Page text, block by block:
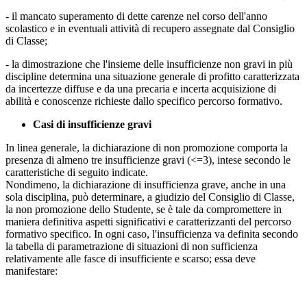
- il mancato superamento di dette carenze nel corso dell'anno
scolastico e in eventuali attività di recupero assegnate dal Consiglio
di Classe;
- la dimostrazione che l'insieme delle insufficienze non gravi in più
discipline determina una situazione generale di profitto caratterizzata
da incertezze diffuse e da una precaria e incerta acquisizione di
abilità e conoscenze richieste dallo specifico percorso formativo.
Casi di insufficienze gravi
In linea generale, la dichiarazione di non promozione comporta la
presenza di almeno tre insufficienze gravi (<=3), intese secondo le
caratteristiche di seguito indicate.
Nondimeno, la dichiarazione di insufficienza grave, anche in una
sola disciplina, può determinare, a giudizio del Consiglio di Classe,
la non promozione dello Studente, se è tale da compromettere in
maniera definitiva aspetti significativi e caratterizzanti del percorso
formativo specifico. In ogni caso, l'insufficienza va definita secondo
la tabella di parametrazione di situazioni di non sufficienza
relativamente alle fasce di insufficiente e scarso; essa deve
manifestare: